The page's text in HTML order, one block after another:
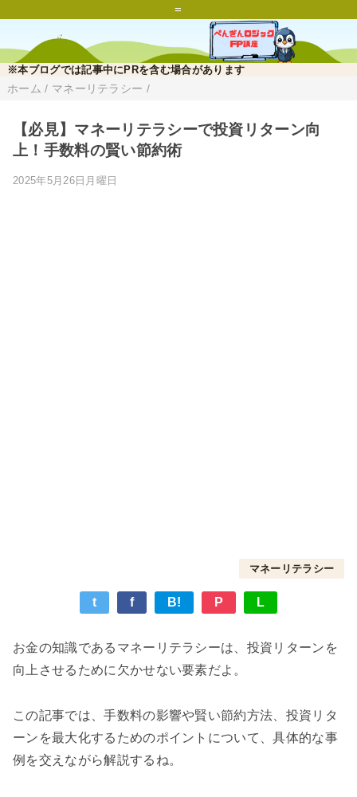
=
※本ブログでは記事中にPRを含む場合があります
ホーム / マネーリテラシー /
【必見】マネーリテラシーで投資リターン向
上！手数料の賢い節約術
2025年5月26日月曜日
マネーリテラシー
t f B! P L
お金の知識であるマネーリテラシーは、投資リターンを
向上させるために欠かせない要素だよ。
この記事では、手数料の影響や賢い節約方法、投資リタ
ーンを最大化するためのポイントについて、具体的な事
例を交えながら解説するね。